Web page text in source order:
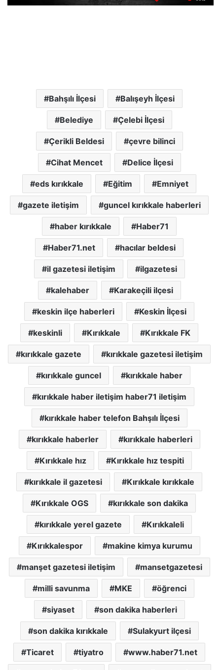
Bahşılı İlçesi Balışeyh İlçesi
Belediye Çelebi İlçesi
Çerikli Beldesi çevre bilinci
Cihat Mencet Delice İlçesi
eds kırıkkale Eğitim Emniyet
gazete iletişim guncel kırıkkale haberleri
haber kırıkkale Haber71
Haber71.net hacılar beldesi
il gazetesi iletişim ilgazetesi
kalehaber Karakeçili ilçesi
keskin ilçe haberleri Keskin İlçesi
keskinli Kırıkkale Kırıkkale FK
kırıkkale gazete kırıkkale gazetesi iletişim
kırıkkale guncel kırıkkale haber
kırıkkale haber iletişim haber71 iletişim
kırıkkale haber telefon Bahşılı İlçesi
kırıkkale haberler kırıkkale haberleri
Kırıkkale hız Kırıkkale hız tespiti
kırıkkale il gazetesi Kırıkkale kırıkkale
Kırıkkale OGS kırıkkale son dakika
kırıkkale yerel gazete Kırıkkaleli
Kırıkkalespor makine kimya kurumu
manşet gazetesi iletişim mansetgazetesi
milli savunma MKE öğrenci
siyaset son dakika haberleri
son dakika kırıkkale Sulakyurt ilçesi
Ticaret tiyatro www.haber71.net